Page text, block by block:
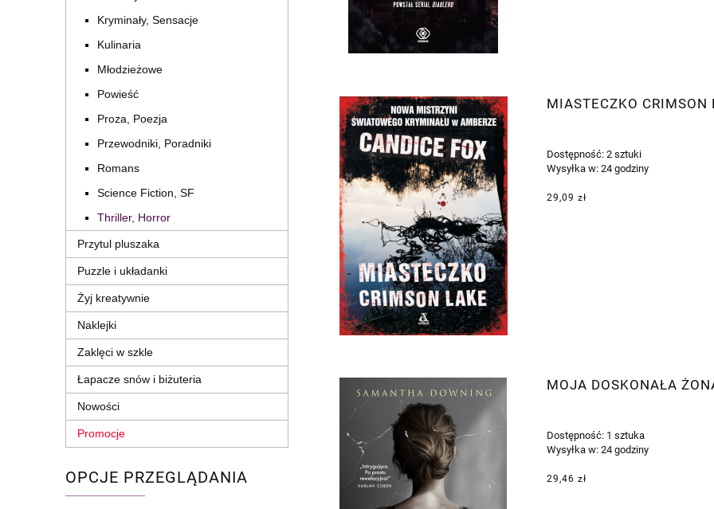
Kryminały, Sensacje
Kulinaria
Młodzieżowe
Powieść
Proza, Poezja
Przewodniki, Poradniki
Romans
Science Fiction, SF
Thriller, Horror
Przytul pluszaka
Puzzle i układanki
Żyj kreatywnie
Naklejki
Zaklęci w szkle
Łapacze snów i biżuteria
Nowości
Promocje
OPCJE PRZEGLĄDANIA
MIASTECZKO CRIMSON
Dostępność: 2 sztuki
Wysyłka w: 24 godziny
29,09 zł
MOJA DOSKONAŁA
Dostępność: 1 sztuka
Wysyłka w: 24 godziny
29,46 zł